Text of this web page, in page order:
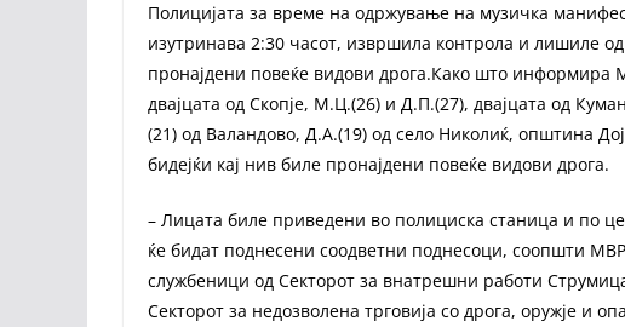
Полицијата за време на одржување на музичка
изутринава 2:30 часот, извршила контрола и лишиле
пронајдени повеќе видови дрога.Како што
двајцата од Скопје, М.Ц.(26) и Д.П.(27), двајцата од
(21) од Валандово, Д.А.(19) од село Николиќ, општина
бидејќи кај нив биле пронајдени повеќе видови дрога.
– Лицата биле приведени во полициска станица и по
ќе бидат поднесени соодветни поднесоци, соопшти
службеници од Секторот за внатрешни работи
Секторот за недозволена трговија со дрога, оружје и